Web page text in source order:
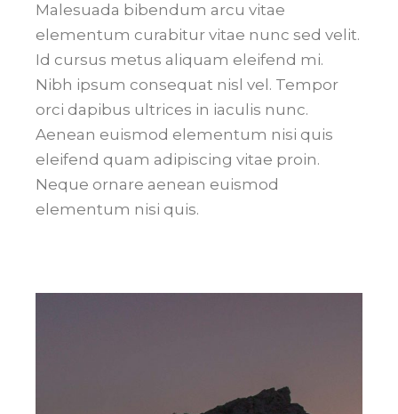
Malesuada bibendum arcu vitae
elementum curabitur vitae nunc sed velit.
Id cursus metus aliquam eleifend mi.
Nibh ipsum consequat nisl vel. Tempor
orci dapibus ultrices in iaculis nunc.
Aenean euismod elementum nisi quis
eleifend quam adipiscing vitae proin.
Neque ornare aenean euismod
elementum nisi quis.